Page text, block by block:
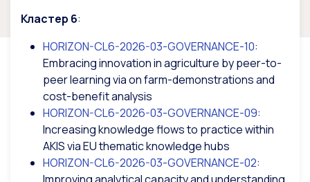
Кластер 6:
HORIZON-CL6-2026-03-GOVERNANCE-10:
Embracing innovation in agriculture by peer-to-
peer learning via on farm-demonstrations and
cost-benefit analysis
HORIZON-CL6-2026-03-GOVERNANCE-09:
Increasing knowledge flows to practice within
AKIS via EU thematic knowledge hubs
HORIZON-CL6-2026-03-GOVERNANCE-02: